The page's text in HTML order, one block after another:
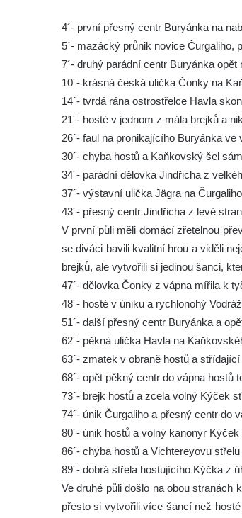
4´- první přesný centr Buryánka na
5´- mazácký průnik novice Čurgaliho,
7´- druhý parádní centr Buryánka
10´- krásná česká ulička Čonky na
14´- tvrdá rána ostrostřelce Havla
21´- hosté v jednom z mála brejků a
26´- faul na pronikajícího Buryánka
30´- chyba hostů a Kaňkovský šel
34´- parádní dělovka Jindřicha z
37´- výstavní ulička Jägra na
43´- přesný centr Jindřicha z levé
V první půli měli domácí zřetelnou
se diváci bavili kvalitní hrou a viděli
brejků, ale vytvořili si jedinou šanci,
47´- dělovka Čonky z vápna mířila k
48´- hosté v úniku a rychlonohý
51´- další přesný centr Buryánka a
62´- pěkná ulička Havla na
63´- zmatek v obraně hostů a
68´- opět pěkný centr do vápna hostů
73´- brejk hostů a zcela volný Kýček
74´- únik Čurgaliho a přesný centr do
80´- únik hostů a volný kanonýr
86´- chyba hostů a Vichtereyovu
89´- dobrá střela hostujícího Kýčka z
Ve druhé půli došlo na obou
přesto si vytvořili více šancí než